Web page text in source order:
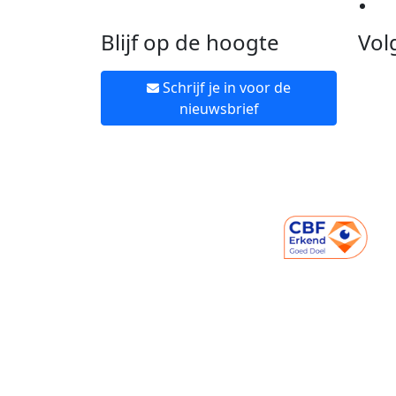
Blijf op de hoogte
Schrijf je in voor de
nieuwsbrief